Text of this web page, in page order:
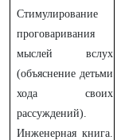
Стимулирование
проговаривания
мыслей вслух
(объяснение детьми
хода своих
рассуждений).
Инженерная книга.